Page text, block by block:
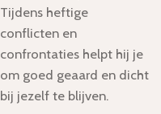
Tijdens heftige
conflicten en
confrontaties helpt hij je
om goed geaard en dicht
bij jezelf te blijven.